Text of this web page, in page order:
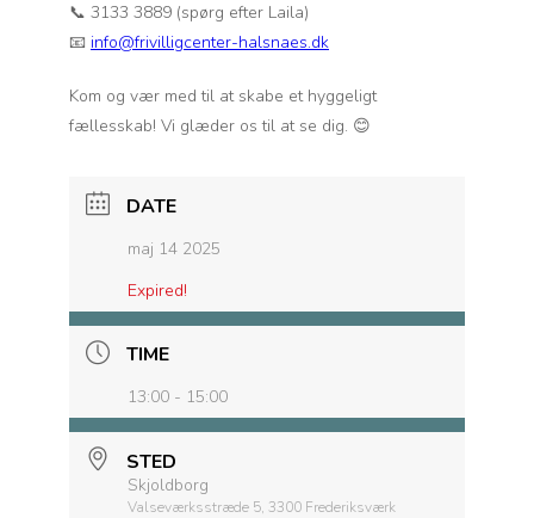
📞 3133 3889 (spørg efter Laila)
📧 info@frivilligcenter-halsnaes.dk
Kom og vær med til at skabe et hyggeligt
fællesskab! Vi glæder os til at se dig. 😊
DATE
maj 14 2025
Expired!
TIME
13:00 - 15:00
STED
Skjoldborg
Valseværksstræde 5, 3300 Frederiksværk